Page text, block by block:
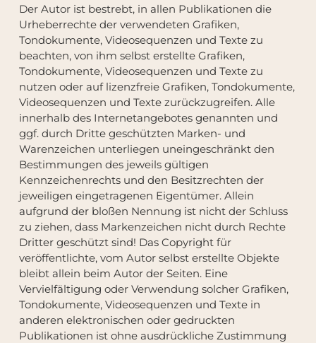
Der Autor ist bestrebt, in allen Publikationen die
Urheberrechte der verwendeten Grafiken,
Tondokumente, Videosequenzen und Texte zu
beachten, von ihm selbst erstellte Grafiken,
Tondokumente, Videosequenzen und Texte zu
nutzen oder auf lizenzfreie Grafiken, Tondokumente,
Videosequenzen und Texte zurückzugreifen. Alle
innerhalb des Internetangebotes genannten und
ggf. durch Dritte geschützten Marken- und
Warenzeichen unterliegen uneingeschränkt den
Bestimmungen des jeweils gültigen
Kennzeichenrechts und den Besitzrechten der
jeweiligen eingetragenen Eigentümer. Allein
aufgrund der bloßen Nennung ist nicht der Schluss
zu ziehen, dass Markenzeichen nicht durch Rechte
Dritter geschützt sind! Das Copyright für
veröffentlichte, vom Autor selbst erstellte Objekte
bleibt allein beim Autor der Seiten. Eine
Vervielfältigung oder Verwendung solcher Grafiken,
Tondokumente, Videosequenzen und Texte in
anderen elektronischen oder gedruckten
Publikationen ist ohne ausdrückliche Zustimmung